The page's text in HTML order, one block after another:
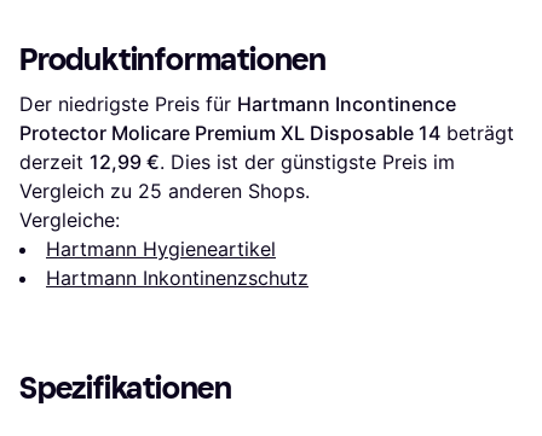
Produktinformationen
Der niedrigste Preis für Hartmann Incontinence
Protector Molicare Premium XL Disposable 14 beträgt
derzeit 12,99 €. Dies ist der günstigste Preis im
Vergleich zu 25 anderen Shops.
Vergleiche:
Hartmann Hygieneartikel
Hartmann Inkontinenzschutz
Spezifikationen